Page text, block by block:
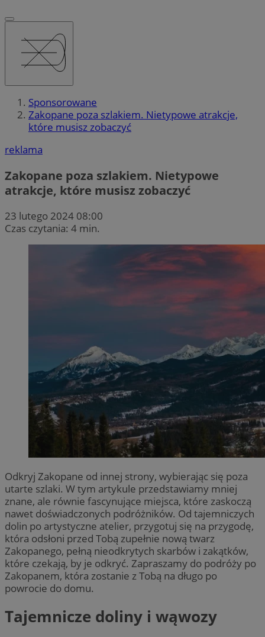
Sponsorowane
Zakopane poza szlakiem. Nietypowe atrakcje,
które musisz zobaczyć
reklama
Zakopane poza szlakiem. Nietypowe
atrakcje, które musisz zobaczyć
23 lutego 2024 08:00
Czas czytania: 4 min.
Odkryj Zakopane od innej strony, wybierając się poza
utarte szlaki. W tym artykule przedstawiamy mniej
znane, ale równie fascynujące miejsca, które zaskoczą
nawet doświadczonych podróżników. Od tajemniczych
dolin po artystyczne atelier, przygotuj się na przygodę,
która odsłoni przed Tobą zupełnie nową twarz
Zakopanego, pełną nieodkrytych skarbów i zakątków,
które czekają, by je odkryć. Zapraszamy do podróży po
Zakopanem, która zostanie z Tobą na długo po
powrocie do domu.
Tajemnicze doliny i wąwozy